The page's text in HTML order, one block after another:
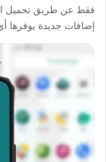
فقط عن طريق تحميل
إضافات جديدة يوفرها